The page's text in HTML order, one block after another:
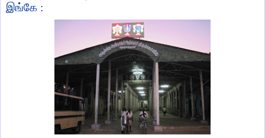
இங்கே :